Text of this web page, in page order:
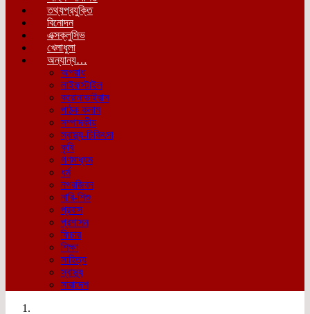
তথ্যপ্রযুক্তি
বিনোদন
এক্সক্লুসিভ
খেলাধুলা
অন্যান্য…
অপরাধ
লাইফস্টাইল
করোনাভাইরাস
পাঠক কলাম
সম্পাদকীয়
স্বাস্থ্য-চিকিৎসা
কৃষি
গণমাধ্যম
ধর্ম
নগরজিবন
নারি-শিশু
প্রবাস
প্রশাসন
ফিচার
শিক্ষা
সাহিত্য
স্বাস্থ্য
সারাদেশ